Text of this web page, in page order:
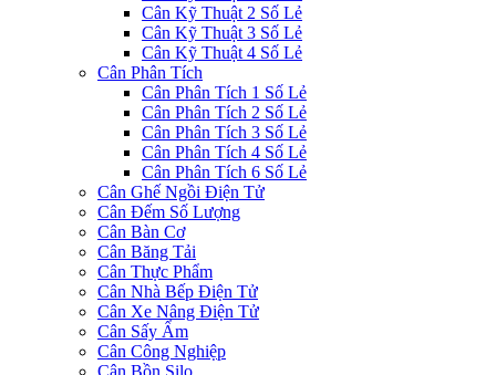
Cân Kỹ Thuật 2 Số Lẻ
Cân Kỹ Thuật 3 Số Lẻ
Cân Kỹ Thuật 4 Số Lẻ
Cân Phân Tích
Cân Phân Tích 1 Số Lẻ
Cân Phân Tích 2 Số Lẻ
Cân Phân Tích 3 Số Lẻ
Cân Phân Tích 4 Số Lẻ
Cân Phân Tích 6 Số Lẻ
Cân Ghế Ngồi Điện Tử
Cân Đếm Số Lượng
Cân Bàn Cơ
Cân Băng Tải
Cân Thực Phẩm
Cân Nhà Bếp Điện Tử
Cân Xe Nâng Điện Tử
Cân Sấy Ẩm
Cân Công Nghiệp
Cân Bồn Silo